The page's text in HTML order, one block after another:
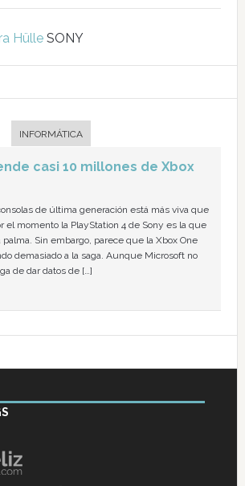
HülleSONY
INFORMÁTICA
casi 10 millones de Xbox
de última generación está más viva que
el momento la PlayStation 4 de Sony es la que
palma. Sin embargo, parece que la Xbox One
demasiado a la saga. Aunque Microsoft no
de dar datos de […]